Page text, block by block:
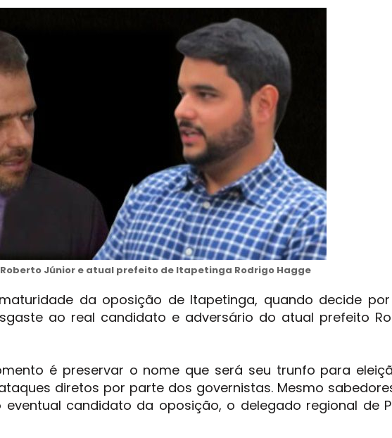
Júnior e atual prefeito de Itapetinga Rodrigo Hagge
da oposição de Itapetinga, quando decide
ao real candidato e adversário do atual prefeito
é preservar o nome que será seu trunfo para
diretos por parte dos governistas. Mesmo
candidato da oposição, o delegado regional de